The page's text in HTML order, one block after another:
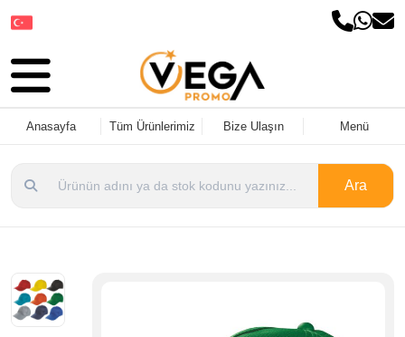
Anasayfa Tüm Ürünlerimiz Bize Ulaşın Menü
Ara